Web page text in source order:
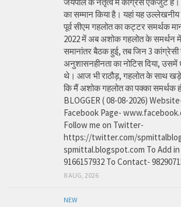
जयपाल के नेतृत्व में कांग्रेस एकजुट है।
का सम्मान किया है। यहां यह उल्लेखनीय
पूर्व सीएम गहलोत का कट्टर समर्थक
2022 में अब अशोक गहलोत के समर्थन
समानांतर बैठक हुई, तब जिन 3
अनुशासनहीनता का नोटिस दिया, उसमें
थे। आज भी राठौड़, गहलोत के साथ खड़े
कि मैं अशोक गहलोत का पक्का
BLOGGER ( 08-08-2026)
Facebook Page-
Follow me on Twitter-
https://twitter.com/
spmittal.blogspot.com To Add
9166157932 To Contact-
8 AUG, 2026
NEW